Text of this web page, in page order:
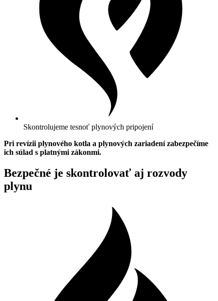
Skontrolujeme tesnoť plynových pripojení
Pri revízii plynového kotla a plynových zariadení zabezpečíme
ich súlad s platnými zákonmi.
Bezpečné je skontrolovať aj rozvody
plynu